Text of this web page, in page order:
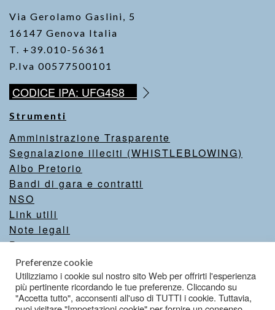
Via Gerolamo Gaslini, 5
16147 Genova Italia
T. +39.010-56361
P.Iva 00577500101
CODICE IPA: UFG4S8
Strumenti
Amministrazione Trasparente
Segnalazione illeciti (WHISTLEBLOWING)
Albo Pretorio
Bandi di gara e contratti
NSO
Link utili
Note legali
Privacy
Intranet
Valutazione del sito
Dichiarazione di accessibilità
Preferenze cookie
Utilizziamo i cookie sul nostro sito Web per offrirti l'esperienza
più pertinente ricordando le tue preferenze. Cliccando su
"Accetta tutto", acconsenti all'uso di TUTTI i cookie. Tuttavia,